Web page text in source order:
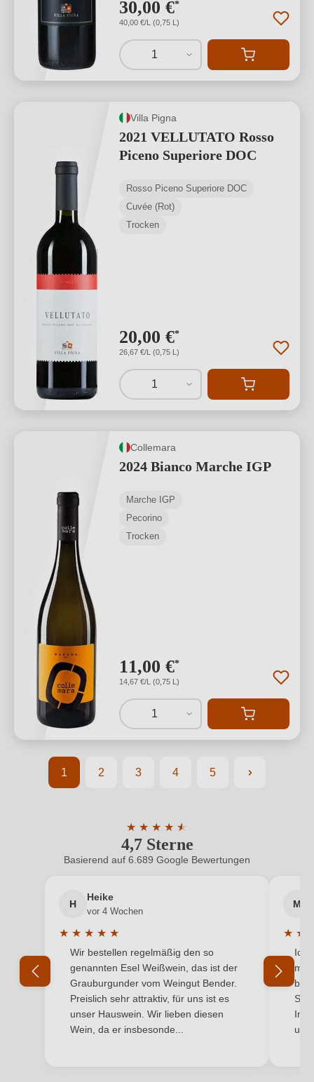
30,00 €*
40,00 €/L (0,75 L)
1
Villa Pigna
2021 VELLUTATO Rosso
Piceno Superiore DOC
Rosso Piceno Superiore DOC
Cuvée (Rot)
Trocken
20,00 €*
26,67 €/L (0,75 L)
1
Collemara
2024 Bianco Marche IGP
Marche IGP
Pecorino
Trocken
11,00 €*
14,67 €/L (0,75 L)
1
Seite
1
Seite
2
Seite
3
Seite
4
Seite
5
4,7 Sterne
★ ★ ★ ★ ★
★
Durchschnittliche Bewertung von 4.7
Basierend auf 6.689 Google Bewertungen
H
Heike
vor 4 Wochen
★ ★ ★ ★ ★
Durchschnittliche Bewertung von 5 von 5 Sternen
Wir bestellen regelmäßig den so
genannten Esel Weißwein, das ist der
Grauburgunder vom Weingut Bender.
Preislich sehr attraktiv, für uns ist es
unser Hauswein. Wir lieben diesen
Wein, da er insbesonde...
M
★ ★
Ich
mit
und